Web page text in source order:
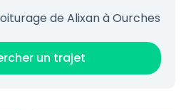
de Alixan à Ourches
un trajet